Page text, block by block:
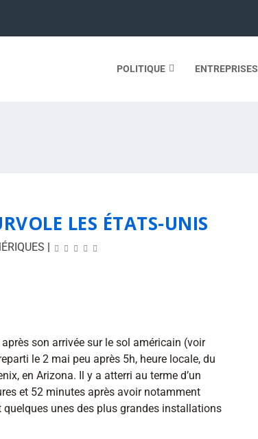
POLITIQUE ENTREPRISES
LES ÉTATS-UNIS
|
son arrivée sur le sol américain (voir
le 2 mai peu après 5h, heure locale, du
en Arizona. Il y a atterri au terme d’un
et 52 minutes après avoir notamment
unes des plus grandes installations